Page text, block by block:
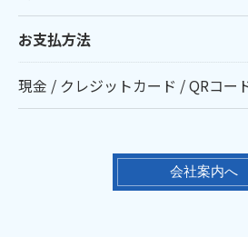
お支払方法
現金 / クレジットカード / QRコー
会社案内へ